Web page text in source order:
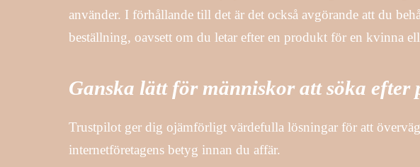
använder. I förhållande till det är det också avgörande att du
beställning, oavsett om du letar efter en produkt för en kvinna
Ganska lätt för människor att söka efter
Trustpilot ger dig ojämförligt värdefulla lösningar för att
internetföretagens betyg innan du affär.